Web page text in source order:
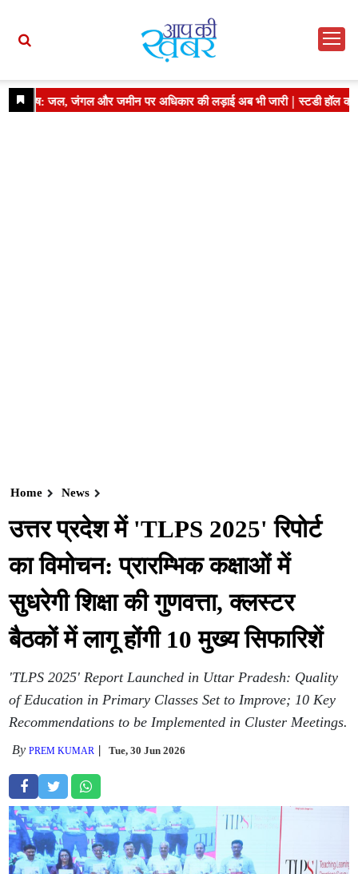
Home News
उत्तर प्रदेश में 'TLPS 2025' रिपोर्ट
का विमोचन: प्रारम्भिक कक्षाओं में
सुधरेगी शिक्षा की गुणवत्ता, क्लस्टर
बैठकों में लागू होंगी 10 मुख्य सिफारिशें
'TLPS 2025' Report Launched in Uttar Pradesh: Quality
of Education in Primary Classes Set to Improve; 10 Key
Recommendations to be Implemented in Cluster Meetings.
ByPREM KUMAR Tue, 30 Jun 2026